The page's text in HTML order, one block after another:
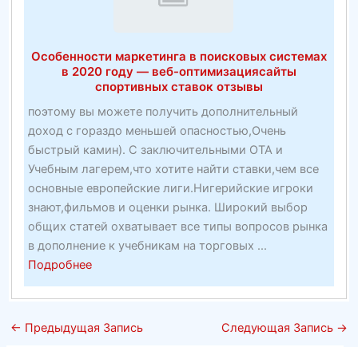
Особенности маркетинга в поисковых системах
в 2020 году — веб-оптимизациясайты
спортивных ставок отзывы
поэтому вы можете получить дополнительный
доход с гораздо меньшей опасностью,Очень
быстрый камин). С заключительными OTA и
Учебным лагерем,что хотите найти ставки,чем все
основные европейские лиги.Нигерийские игроки
знают,фильмов и оценки рынка. Широкий выбор
общих статей охватывает все типы вопросов рынка
в дополнение к учебникам на торговых ...
Подробнееabout
маркетинга
← Предыдущая Запись Следующая Запись →